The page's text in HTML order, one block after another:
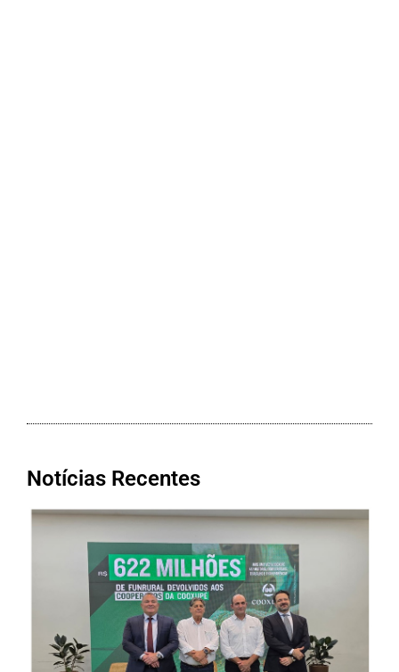
Notícias Recentes